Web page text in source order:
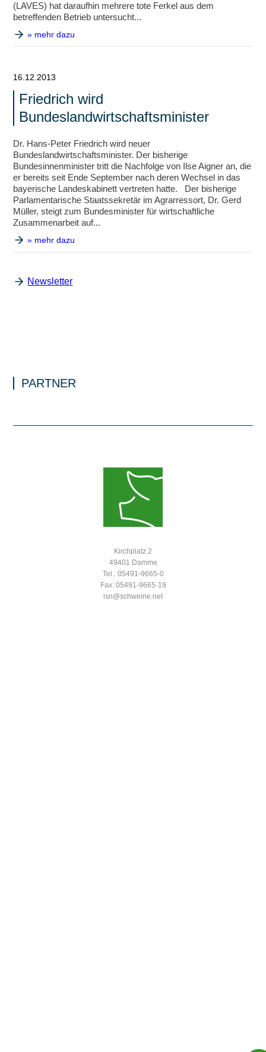
(LAVES) hat daraufhin mehrere tote Ferkel aus dem
betreffenden Betrieb untersucht...
» mehr dazu
16.12.2013
Friedrich wird
Bundeslandwirtschaftsminister
Dr. Hans-Peter Friedrich wird neuer
Bundeslandwirtschaftsminister. Der bisherige
Bundesinnenminister tritt die Nachfolge von Ilse Aigner an, die
er bereits seit Ende September nach deren Wechsel in das
bayerische Landeskabinett vertreten hatte. Der bisherige
Parlamentarische Staatssekretär im Agrarressort, Dr. Gerd
Müller, steigt zum Bundesminister für wirtschaftliche
Zusammenarbeit auf...
» mehr dazu
Newsletter
PARTNER
Kirchplatz 2
49401 Damme
Tel.: 05491-9665-0
Fax: 05491-9665-19
isn@schweine.net